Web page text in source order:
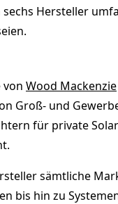
Hersteller
von Wood Mackenzie
Groß- und
für private
sämtliche
bis hin zu